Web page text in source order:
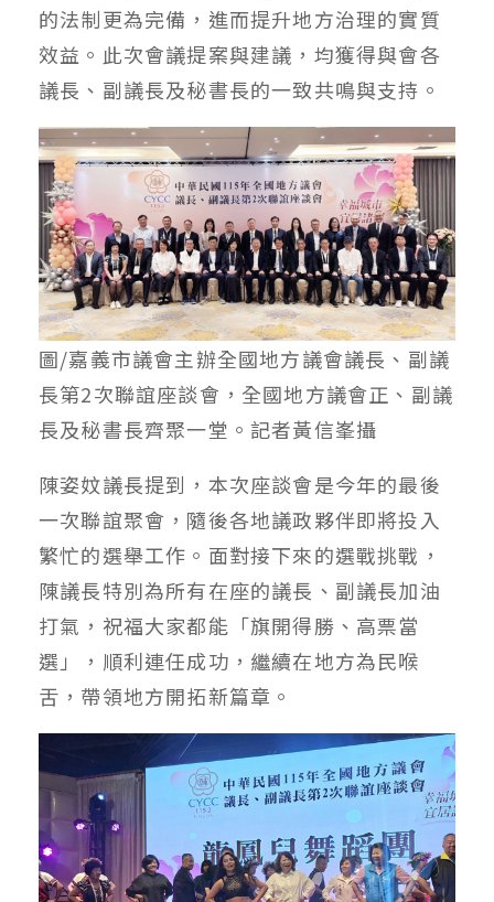
的法制更為完備，進而提升地方治理的實質
效益。此次會議提案與建議，均獲得與會各
議長、副議長及秘書長的一致共鳴與支持。
圖/嘉義市議會主辦全國地方議會議長、副議
長第2次聯誼座談會，全國地方議會正、副議
長及秘書長齊聚一堂。記者黃信峯攝
陳姿妏議長提到，本次座談會是今年的最後
一次聯誼聚會，隨後各地議政夥伴即將投入
繁忙的選舉工作。面對接下來的選戰挑戰，
陳議長特別為所有在座的議長、副議長加油
打氣，祝福大家都能「旗開得勝、高票當
選」，順利連任成功，繼續在地方為民喉
舌，帶領地方開拓新篇章。